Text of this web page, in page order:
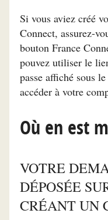
Si vous aviez créé
Connect, assurez-
bouton France
pouvez utiliser le
passe affiché sous
accéder à votre
Où en est
VOTRE
DÉPOSÉE
CRÉANT UN